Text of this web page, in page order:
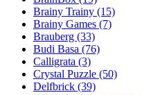
Brainy Trainy (15)
Brainy Games (7)
Brauberg (33)
Budi Basa (76)
Calligrata (3)
Crystal Puzzle (50)
Delfbrick (39)